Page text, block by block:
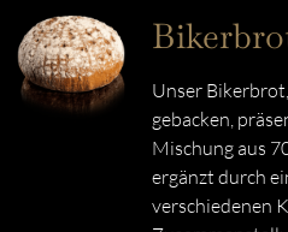
Unser
gebacken,
Mischung aus
ergänzt durch
verschiedenen